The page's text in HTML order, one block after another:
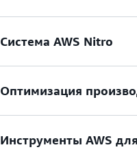
Доступ к надежной и
Подробнее
Система AWS Nitro
Обеспечение
Подробнее
Оптимизация
Оптимизируйте
Инструменты AWS